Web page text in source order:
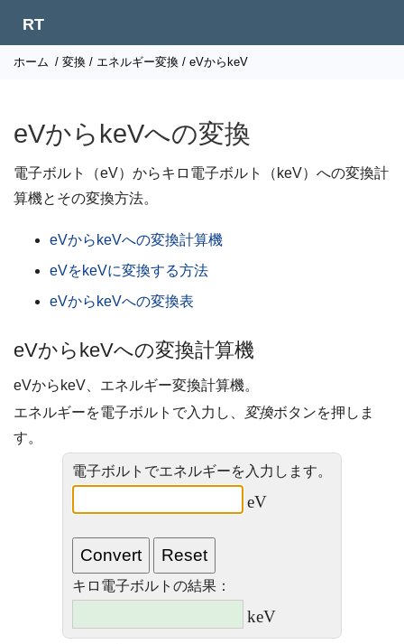
RT
ホーム / 変換 / エネルギー変換 / eVからkeV
eVからkeVへの変換
電子ボルト（eV）からキロ電子ボルト（keV）への変換計
算機とその変換方法。
eVからkeVへの変換計算機
eVをkeVに変換する方法
eVからkeVへの変換表
eVからkeVへの変換計算機
eVからkeV、エネルギー変換計算機。
エネルギーを電子ボルトで入力し、
変換ボタンを押しま
す。
電子ボルトでエネルギーを入力します。
eV
キロ電子ボルトの結果：
keV